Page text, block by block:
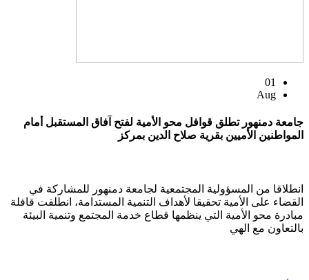
01
Aug
جامعة دمنهور تطلق قوافل محو الأمية لفتح آفاق المستقبل أمام
المواطنين الأميين بقرية صلاح الدين بمركز
انطلاقا من المسؤولية المجتمعية لجامعة دمنهور للمشاركة في
القضاء على الأمية تحقيقا لأهداف التنمية المستدامة، انطلقت قافلة
مبادرة محو الأمية التي ينظمها قطاع خدمة المجتمع وتنمية البيئة
بالتعاون مع الهي